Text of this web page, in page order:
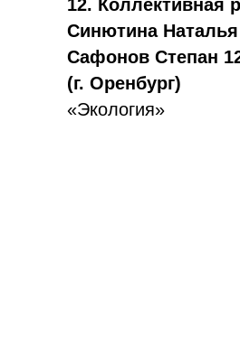
12. Коллективная
Синютина Наталья
Сафонов Степан
(г. Оренбург)
«Экология»